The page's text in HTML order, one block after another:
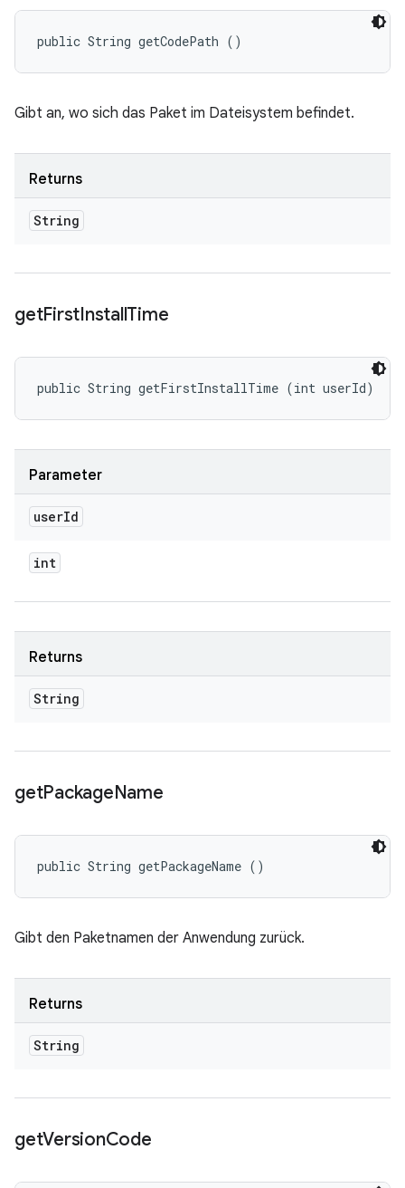
public String getCodePath ()
Gibt an, wo sich das Paket im Dateisystem befindet.
Returns
String
getFirstInstallTime
public String getFirstInstallTime (int userId)
Parameter
userId
int
Returns
String
getPackageName
public String getPackageName ()
Gibt den Paketnamen der Anwendung zurück.
Returns
String
getVersionCode